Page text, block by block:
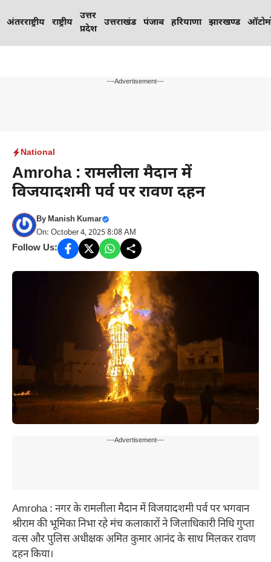
toअंतरराष्ट्रीय राष्ट्रीय
उत्तर
प्रदेश
उत्तराखंड पंजाब हरियाणा झारखण्ड
---Advertisement---
National
Amroha : रामलीला मैदान में
विजयादशमी पर्व पर रावण दहन
ByManish Kumar
On: October 4, 2025 8:08 AM
Follow Us:
---Advertisement---
Amroha : नगर के रामलीला मैदान में विजयादशमी पर्व पर भगवान
श्रीराम की भूमिका निभा रहे मंच कलाकारों ने जिलाधिकारी निधि गुप्ता
वत्स और पुलिस अधीक्षक अमित कुमार आनंद के साथ मिलकर रावण
दहन किया।